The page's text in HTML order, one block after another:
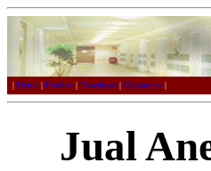
| Home | Product | Download | Contact us |
Jual